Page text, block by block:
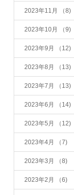
2023年11月 （8)
2023年10月 （9)
2023年9月 （12)
2023年8月 （13)
2023年7月 （13)
2023年6月 （14)
2023年5月 （12)
2023年4月 （7)
2023年3月 （8)
2023年2月 （6)